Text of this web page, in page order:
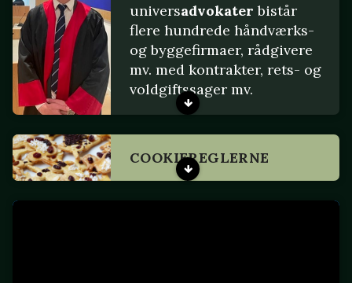
universadvokater bistår
flere hundrede håndværks-
og byggefirmaer, rådgivere
mv. med kontrakter, rets- og
voldgiftssager mv.
COOKIEREGLERNE